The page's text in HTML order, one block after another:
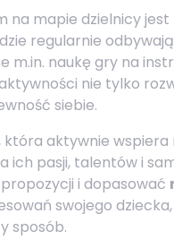
mapie dzielnicy jest
regularnie
m.in. naukę gry na
nie tylko
siebie.
aktywnie wspiera
ich pasji, talentów i
i dopasować
swojego
sposób.